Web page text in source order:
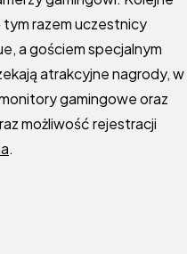
tym razem uczestnicy
a gościem specjalnym
atrakcyjne nagrody, w
gamingowe oraz
możliwość rejestracji
.